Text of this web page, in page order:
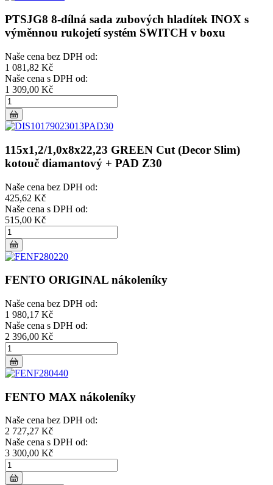
PTSJG8 8-dílná sada zubových hladítek INOX s
výměnnou rukojetí systém SWITCH v boxu
Naše cena bez DPH od:
1 081,82 Kč
Naše cena s DPH od:
1 309,00 Kč
115x1,2/1,0x8x22,23 GREEN Cut (Decor Slim)
kotouč diamantový + PAD Z30
Naše cena bez DPH od:
425,62 Kč
Naše cena s DPH od:
515,00 Kč
FENTO ORIGINAL nákoleníky
Naše cena bez DPH od:
1 980,17 Kč
Naše cena s DPH od:
2 396,00 Kč
FENTO MAX nákoleníky
Naše cena bez DPH od:
2 727,27 Kč
Naše cena s DPH od:
3 300,00 Kč